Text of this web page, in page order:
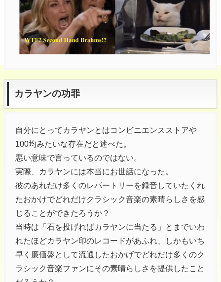
カラヤンの功罪
自分にとってカラヤンとはコンビニエンスストアや
100均みたいな存在だと述べた。
悪い意味で言っているのではない。
実際、カラヤンには本当にお世話になった。
彼のあれだけ多くのレパートリーを録音していたくれ
たおかけでどれだけクラシック音楽の素晴らしさを感
じることができたろうか？
当時は「石を投げればカラヤンに当たる」とまでいわ
れたほどカラヤン印のレコードがあふれ、しかもいち
早く廉価盤として流通したおかげでどれだけ多くのク
ラシック音楽ファンにその素晴らしさを提供したこと